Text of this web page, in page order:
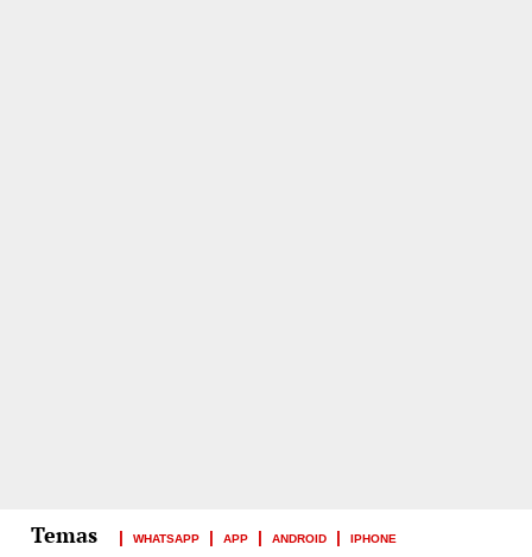
WHATSAPP APP ANDROID IPHONE